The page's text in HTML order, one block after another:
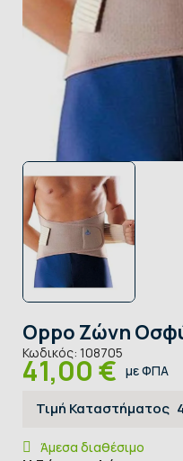
Oppo Ζώνη
Κωδικός: 108705
41,00 € με ΦΠΑ
Τιμή Καταστήματος
Άμεσα διαθέσιμο